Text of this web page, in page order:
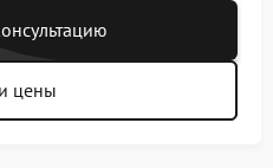
цены